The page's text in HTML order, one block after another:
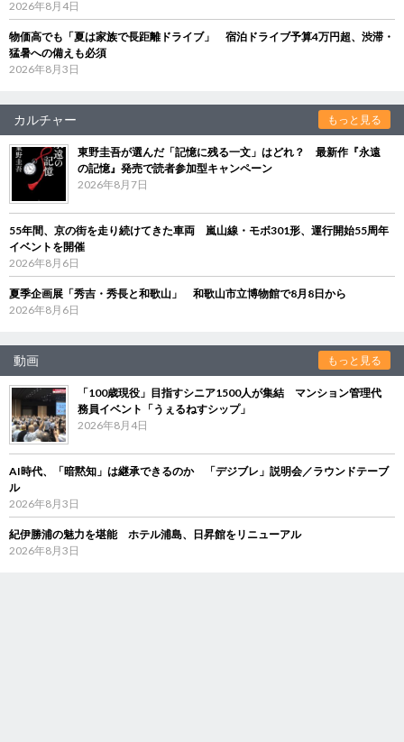
2026年8月4日
物価高でも「夏は家族で長距離ドライブ」 宿泊ドライブ予算4万円超、渋滞・
猛暑への備えも必須
2026年8月3日
カルチャー もっと見る
東野圭吾が選んだ「記憶に残る一文」はどれ？ 最新作『永遠
の記憶』発売で読者参加型キャンペーン
2026年8月7日
55年間、京の街を走り続けてきた車両 嵐山線・モボ301形、運行開始55周年
イベントを開催
2026年8月6日
夏季企画展「秀吉・秀長と和歌山」 和歌山市立博物館で8月8日から
2026年8月6日
動画 もっと見る
「100歳現役」目指すシニア1500人が集結 マンション管理代
務員イベント「うぇるねすシップ」
2026年8月4日
AI時代、「暗黙知」は継承できるのか 「デジブレ」説明会／ラウンドテーブ
ル
2026年8月3日
紀伊勝浦の魅力を堪能 ホテル浦島、日昇館をリニューアル
2026年8月3日